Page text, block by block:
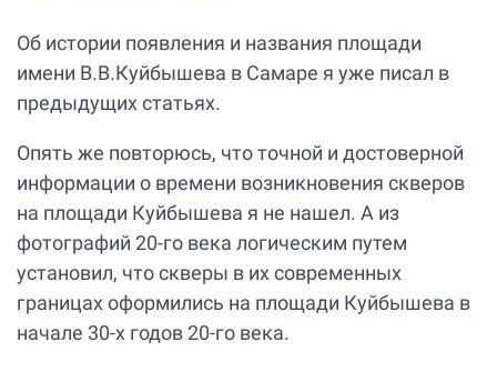
Об истории появления и названия площади
имени В.В.Куйбышева в Самаре я уже писал в
предыдущих статьях.
Опять же повторюсь, что точной и достоверной
информации о времени возникновения скверов
на площади Куйбышева я не нашел. А из
фотографий 20-го века логическим путем
установил, что скверы в их современных
границах оформились на площади Куйбышева в
начале 30-х годов 20-го века.